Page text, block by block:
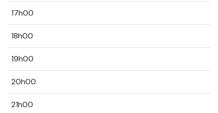
17h00
18h00
19h00
20h00
21h00